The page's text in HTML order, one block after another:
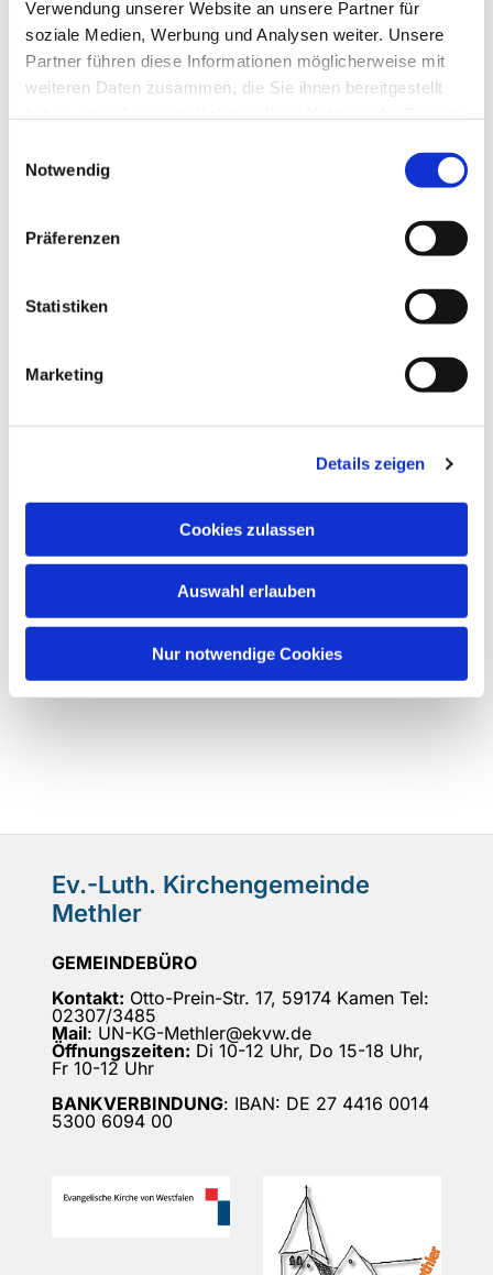
Verwendung unserer Website an unsere Partner für
soziale Medien, Werbung und Analysen weiter. Unsere
Partner führen diese Informationen möglicherweise mit
weiteren Daten zusammen, die Sie ihnen bereitgestellt
Notwendig
Präferenzen
Statistiken
Marketing
Details zeigen
Cookies zulassen
Auswahl erlauben
Nur notwendige Cookies
Dies könnte Sie auch
Ev.-Luth. Kirchengemeinde
Methler
GEMEINDEBÜRO
Kontakt: Otto-Prein-Str. 17, 59174 Kamen Tel:
02307/3485
Mail: UN-KG-Methler@ekvw.de
Öffnungszeiten: Di 10-12 Uhr, Do 15-18 Uhr,
Fr 10-12 Uhr
BANKVERBINDUNG: IBAN: DE 27 4416 0014
5300 6094 00